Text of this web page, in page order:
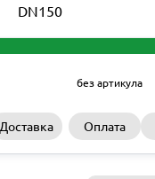
DN150
без артикула
Доставка Оплата